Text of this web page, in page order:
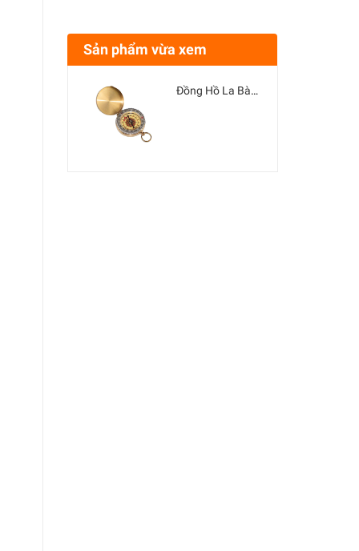
Sản phẩm vừa xem
Đồng Hồ La Bàn G50 Đồng Nguyên Chất 20x36x38MM 52G